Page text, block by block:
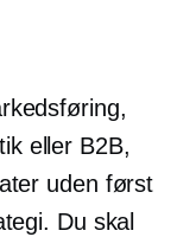
eller B2B,
uden først
Du skal